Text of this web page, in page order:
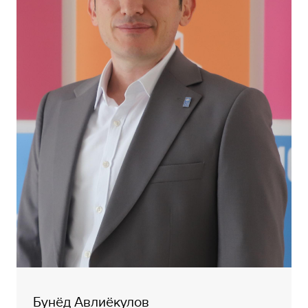
Бунёд Авлиёкулов